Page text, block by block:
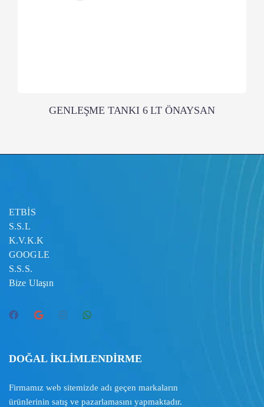
GENLEŞME TANKI 6 LT ÖNAYSAN
ETBİS
S.S.L
K.V.K.K
GOOGLE
S.S.S.
Bize Ulaşın
DOĞAL İKLİMLENDİRME
Firmamız web sitemizde adı geçen markaların
ürünlerinin satış ve pazarlamasını yapmaktadır.